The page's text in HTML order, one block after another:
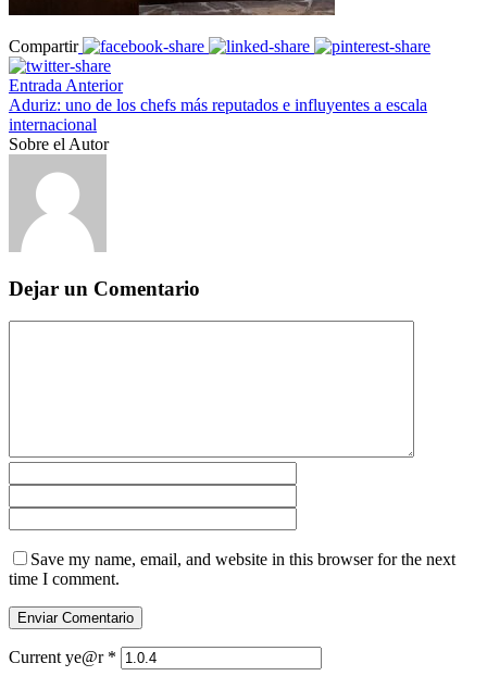
Compartir
Entrada Anterior
Aduriz: uno de los chefs más reputados e influyentes a escala
internacional
Sobre el Autor
Dejar un Comentario
Save my name, email, and website in this browser for the next
time I comment.
Current ye@r *